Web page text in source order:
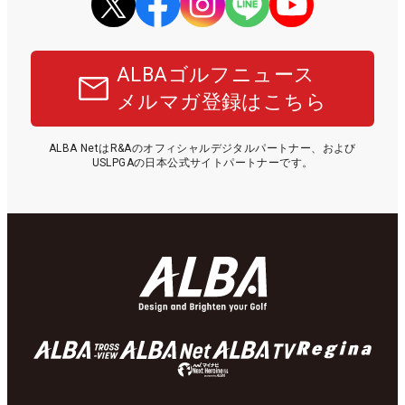
ALBAゴルフニュース
メルマガ登録はこちら
ALBA NetはR&Aのオフィシャルデジタルパートナー、および
USLPGAの日本公式サイトパートナーです。